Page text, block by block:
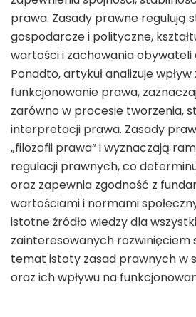
prawa. Zasady prawne regulują
gospodarcze i polityczne,
wartości i zachowania obywateli
Ponadto, artykuł analizuje
funkcjonowanie prawa,
zarówno w procesie tworzenia,
interpretacji prawa. Zasady
„filozofii prawa” i wyznaczają
regulacji prawnych, co
oraz zapewnia zgodność z
wartościami i normami
istotne źródło wiedzy dla
zainteresowanych rozwinięciem
temat istoty zasad prawnych w
oraz ich wpływu na